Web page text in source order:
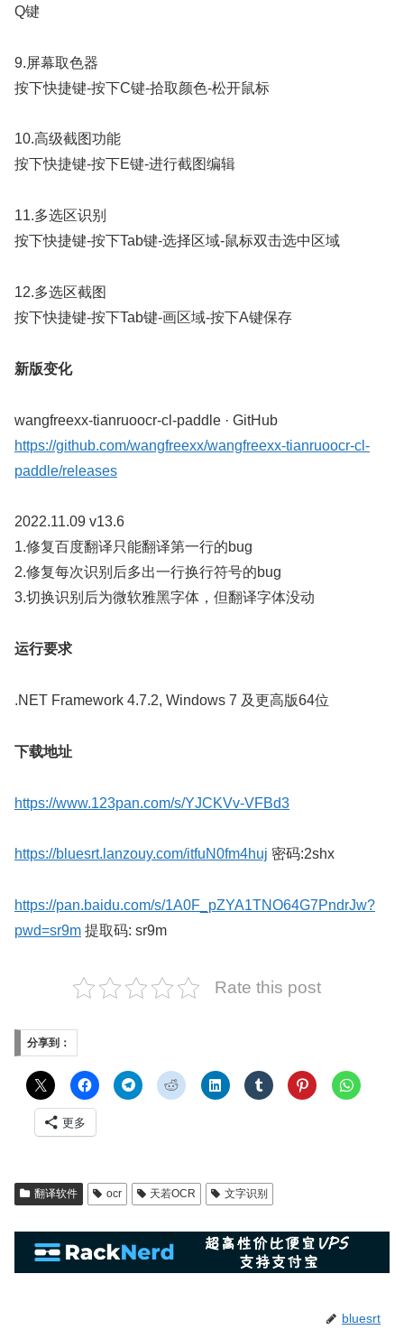
Q键
9.屏幕取色器
按下快捷键-按下C键-拾取颜色-松开鼠标
10.高级截图功能
按下快捷键-按下E键-进行截图编辑
11.多选区识别
按下快捷键-按下Tab键-选择区域-鼠标双击选中区域
12.多选区截图
按下快捷键-按下Tab键-画区域-按下A键保存
新版变化
wangfreexx-tianruoocr-cl-paddle · GitHub
https://github.com/wangfreexx/wangfreexx-tianruoocr-cl-
paddle/releases
2022.11.09 v13.6
1.修复百度翻译只能翻译第一行的bug
2.修复每次识别后多出一行换行符号的bug
3.切换识别后为微软雅黑字体，但翻译字体没动
运行要求
.NET Framework 4.7.2, Windows 7 及更高版64位
下载地址
https://www.123pan.com/s/YJCKVv-VFBd3
https://bluesrt.lanzouy.com/itfuN0fm4huj 密码:2shx
https://pan.baidu.com/s/1A0F_pZYA1TNO64G7PndrJw?
pwd=sr9m 提取码: sr9m
Rate this post
分享到：
更多
翻译软件 ocr 天若OCR 文字识别
bluesrt